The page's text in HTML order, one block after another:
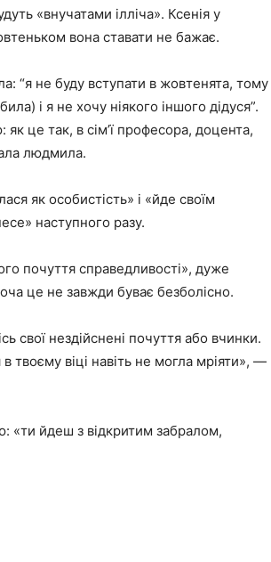
«внучатами ілліча». Ксенія у
вона ставати не бажає.
“я не буду вступати в жовтенята, тому
і я не хочу ніякого іншого дідуся”.
це так, в сім’ї професора, доцента,
людмила.
як особистість» і «йде своїм
наступного разу.
почуття справедливості», дуже
це не завжди буває безболісно.
свої нездійснені почуття або вчинки.
віці навіть не могла мріяти», —
«ти йдеш з відкритим забралом,